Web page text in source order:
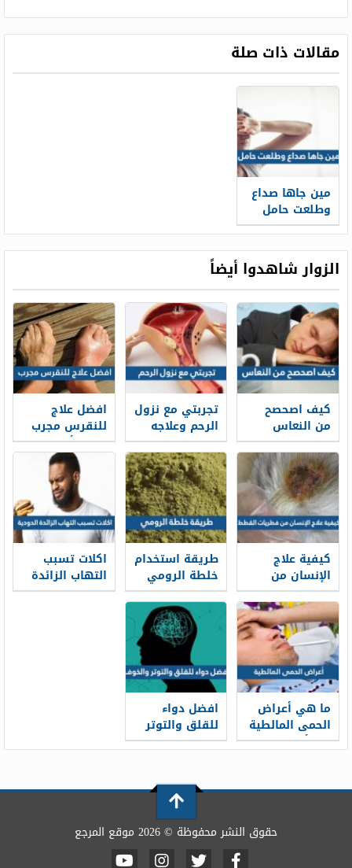
مقالات ذات صلة
مين جاها صداع
وطلعت حامل
الزوار شاهدوا أيضاً
كيف اصحصح
من النعاس
تجربتي مع نزول
الرحم وعلاجه
بالاعشاب
افضل علاج
للنقرس مجرب
2026 وأهم
أعراض الإصابة
بمرض النقرس
كيفية علاج
الإنسان من
فطريات القطط
طريقة استخدام
خلطة الرومي
لعلاج العين
والحسد
بالتفصيل
اكلات تسبب
التهاب الزائدة
الدودية
ما هي أعراض
الحمى المالطية
وما أسبابها
حدوثها
افضل دواء
للقلق والتوتر
والخوف مجرب
حقوق النشر محفوظة © 2026 موقع المرجع